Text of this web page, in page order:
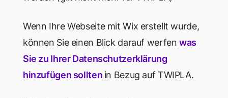
Wenn Ihre Webseite mit Wix erstellt wurde,
können Sie einen Blick darauf werfenwas
Sie zu Ihrer Datenschutzerklärung
hinzufügen sollten in Bezug auf TWIPLA.